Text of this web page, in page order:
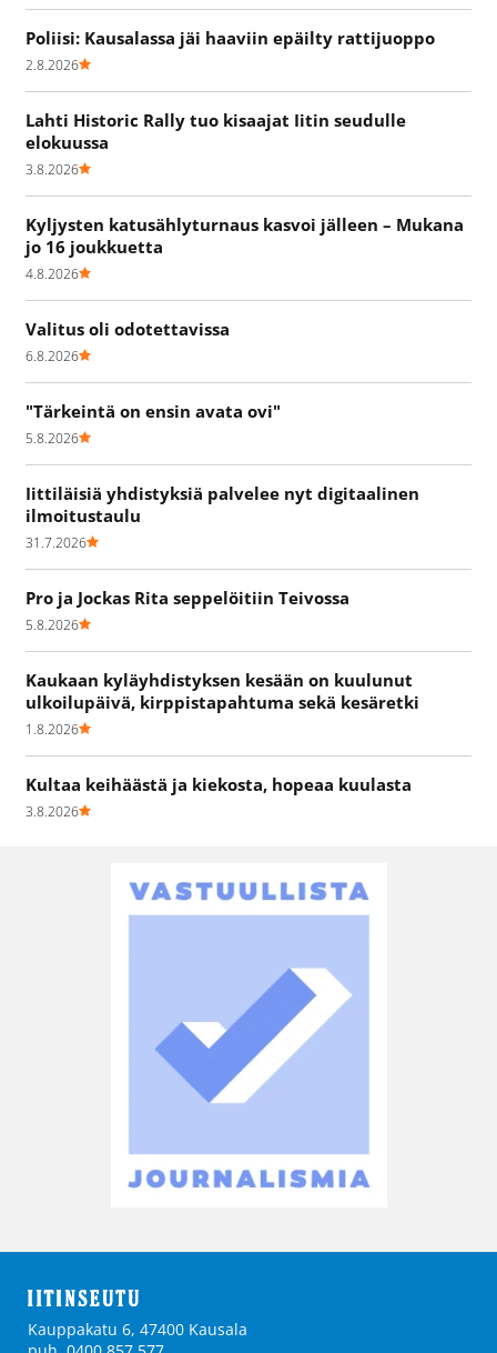
Poliisi: Kausalassa jäi haaviin epäilty rattijuoppo
2.8.2026
Lahti Historic Rally tuo kisaajat Iitin seudulle
elokuussa
3.8.2026
Kyljysten katusählyturnaus kasvoi jälleen – Mukana
jo 16 joukkuetta
4.8.2026
Valitus oli odotettavissa
6.8.2026
"Tärkeintä on ensin avata ovi"
5.8.2026
Iittiläisiä yhdistyksiä palvelee nyt digitaalinen
ilmoitustaulu
31.7.2026
Pro ja Jockas Rita seppelöitiin Teivossa
5.8.2026
Kaukaan kyläyhdistyksen kesään on kuulunut
ulkoilupäivä, kirppistapahtuma sekä kesäretki
1.8.2026
Kultaa keihäästä ja kiekosta, hopeaa kuulasta
3.8.2026
Kauppakatu 6, 47400 Kausala